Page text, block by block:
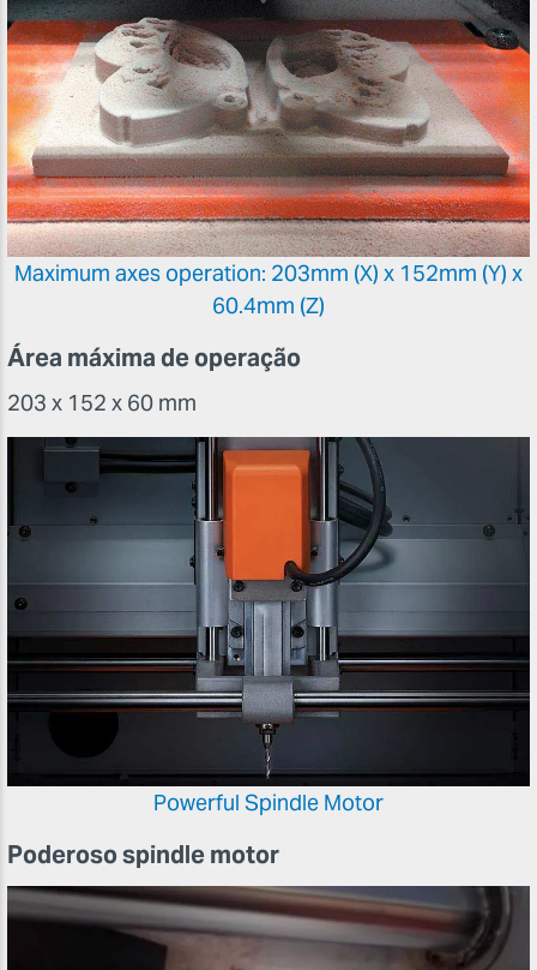
Maximum axes operation: 203mm (X) x 152mm (Y) x
60.4mm (Z)
Área máxima de operação
203 x 152 x 60 mm
Powerful Spindle Motor
Poderoso spindle motor